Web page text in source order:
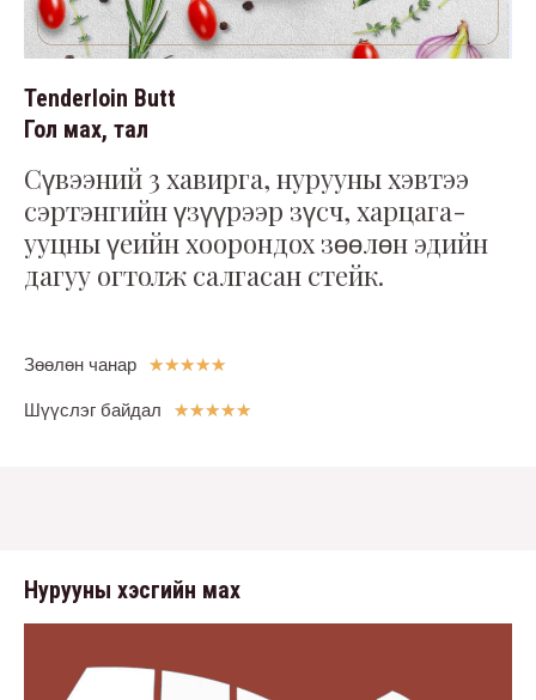
Tenderloin Butt
Гол мах, тал
Сүвээний 3 хавирга, нурууны хэвтээ
сэртэнгийн үзүүрээр зүсч, харцага-
ууцны үеийн хоорондох зөөлөн эдийн
дагуу огтолж салгасан стейк.
Зөөлөн чанар ☆☆☆☆☆
Шүүслэг байдал ★★★★★
Нурууны хэсгийн мах